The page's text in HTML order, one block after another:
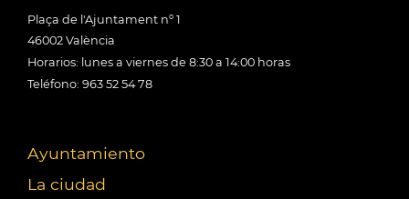
Plaça de l'Ajuntament nº 1
46002 València
Horarios: lunes a viernes de 8:30 a 14:00 horas
Teléfono: 963 52 54 78
Ayuntamiento
La ciudad